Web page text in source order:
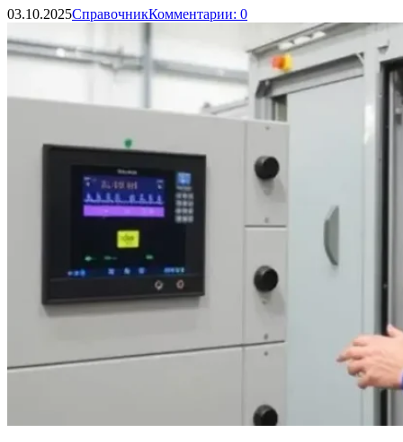
03.10.2025СправочникКомментарии: 0